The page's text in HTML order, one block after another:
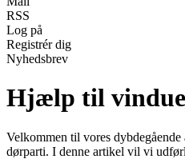
RSS
Log på
Registrér dig
Nyhedsbrev
Hjælp til
Velkommen til vores
dørparti. I denne artikel vil vi